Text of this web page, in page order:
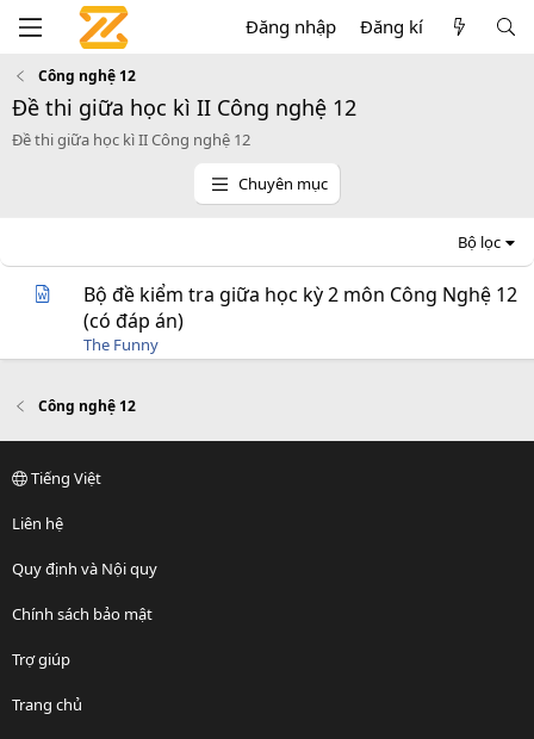
Đăng nhập Đăng kí
Công nghệ 12
Đề thi giữa học kì II Công nghệ 12
Đề thi giữa học kì II Công nghệ 12
Chuyên mục
Bộ lọc
Bộ đề kiểm tra giữa học kỳ 2 môn Công Nghệ 12
(có đáp án)
The Funny
Công nghệ 12
Tiếng Việt
Liên hệ
Quy định và Nội quy
Chính sách bảo mật
Trợ giúp
Trang chủ